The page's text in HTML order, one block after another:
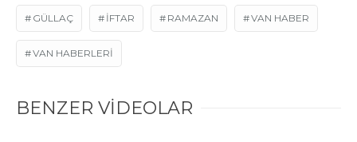
GÜLLAÇ IFTAR RAMAZAN VAN HABER
VAN HABERLERI
BENZER VİDEOLAR